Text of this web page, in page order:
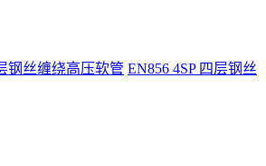
钢丝缠绕高压软管 EN856 4SP 四层钢丝